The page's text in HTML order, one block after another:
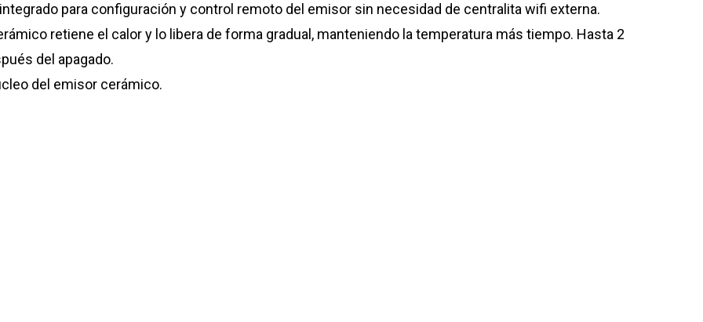
para configuración y control remoto del emisor sin necesidad de centralita wifi externa.
retiene el calor y lo libera de forma gradual, manteniendo la temperatura más tiempo. Hasta 2
del apagado.
del emisor cerámico.